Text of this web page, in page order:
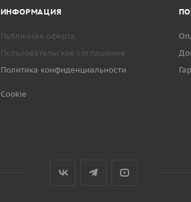
ИНФОРМАЦИЯ
Публичная оферта
Пользовательское соглашение
Политика конфиденциальности
Cookie